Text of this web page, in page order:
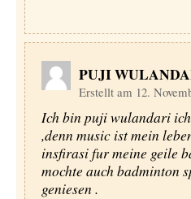
PUJI
Erstellt am 12.
Ich bin puji wulandari
,denn music ist mein
insfirasi fur meine geile
mochte auch badminton
geniesen .